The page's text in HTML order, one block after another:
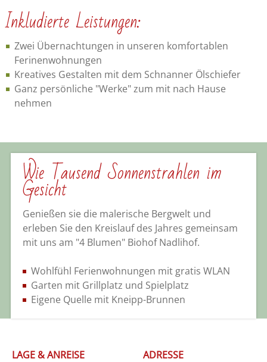
Inkludierte Leistungen:
Zwei Übernachtungen in unseren komfortablen
Ferinenwohnungen
Kreatives Gestalten mit dem Schnanner Ölschiefer
Ganz persönliche "Werke" zum mit nach Hause
nehmen
Wie Tausend Sonnenstrahlen im
Gesicht
Genießen sie die malerische Bergwelt und
erleben Sie den Kreislauf des Jahres gemeinsam
mit uns am "4 Blumen" Biohof Nadlihof.
Wohlfühl Ferienwohnungen mit gratis WLAN
Garten mit Grillplatz und Spielplatz
Eigene Quelle mit Kneipp-Brunnen
LAGE & ANREISE ADRESSE